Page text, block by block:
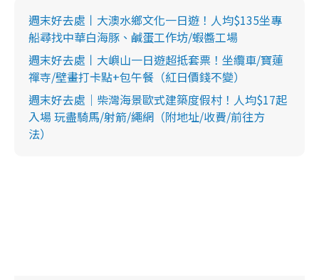
週末好去處丨大澳水鄉文化一日遊！人均$135坐專
船尋找中華白海豚、鹹蛋工作坊/蝦醬工場
週末好去處丨大嶼山一日遊超抵套票！坐纜車/寶蓮
禪寺/壁畫打卡點+包午餐（紅日價錢不變）
週末好去處｜柴灣海景歐式建築度假村！人均$17起
入場 玩盡騎馬/射箭/繩網（附地址/收費/前往方
法）